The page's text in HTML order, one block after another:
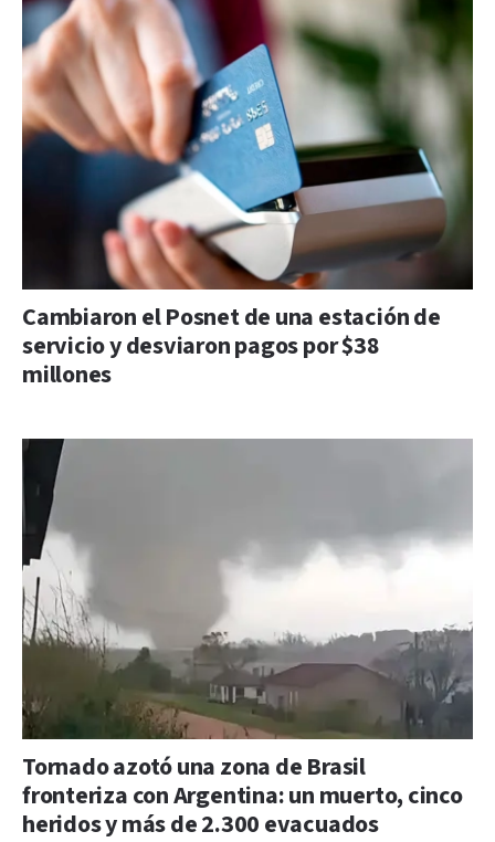
Cambiaron el Posnet de una estación de
servicio y desviaron pagos por $38
millones
Tornado azotó una zona de Brasil
fronteriza con Argentina: un muerto, cinco
heridos y más de 2.300 evacuados